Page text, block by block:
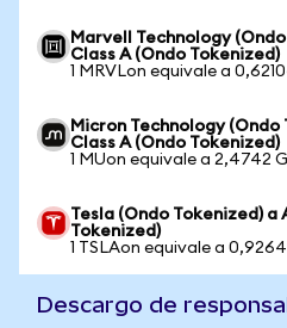
Marvell Technology
Class A (Ondo Tokenized)
1 MRVLon equivale a
Micron Technology
Class A (Ondo Tokenized)
1 MUon equivale a 2,4742
Tesla (Ondo Tokenized) a
Tokenized)
1 TSLAon equivale a
Descargo de